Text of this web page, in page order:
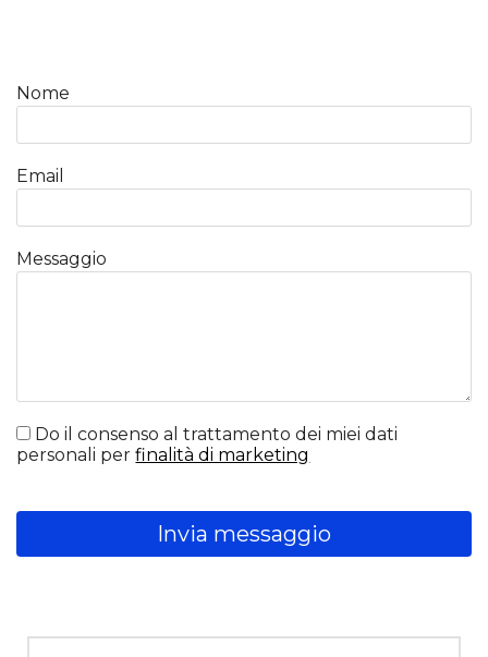
Nome
Email
Messaggio
Do il consenso al trattamento dei miei dati
personali perfinalità di marketing
Invia messaggio